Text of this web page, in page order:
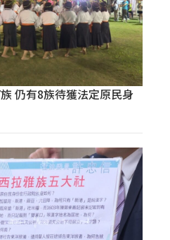
仍有8族待獲法定原民身